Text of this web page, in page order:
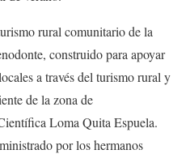
rural comunitario de la
construido para apoyar
a través del turismo rural y
de la zona de
Loma Quita Espuela.
por los hermanos